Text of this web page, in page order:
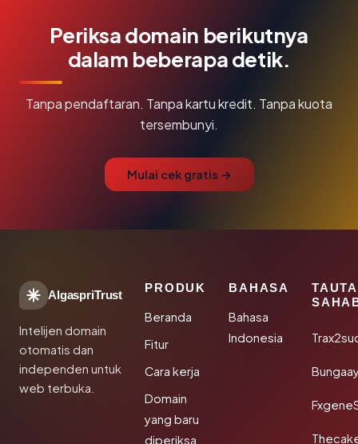
Periksa domain berikutnya
dalam beberapa detik.
Tanpa pendaftaran. Tanpa kartu kredit. Tanpa kuota
tersembunyi.
Mulai cek gratis →
AlgaspriTrust
Intelijen domain
otomatis dan
independen untuk
web terbuka.
PRODUK
Beranda
Fitur
Cara kerja
Domain
yang baru
diperiksa
BAHASA
Bahasa
Indonesia